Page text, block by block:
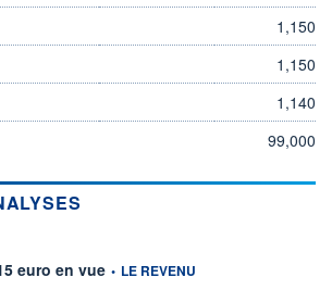
1,150
1,150
1,140
99,000
euro en vue information fournie par
• LE REVENU